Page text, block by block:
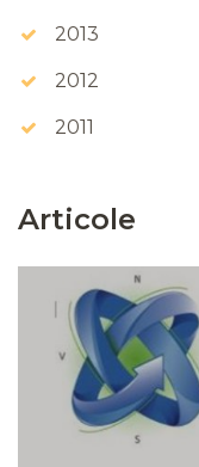
2013
2012
2011
Articole